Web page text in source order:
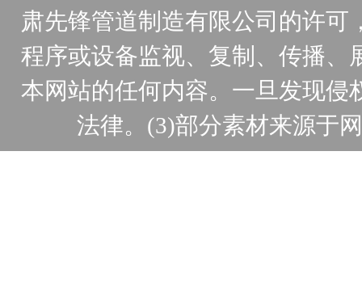
肃先锋管道制造有限公司的许
程序或设备监视、复制、传播、
本网站的任何内容。一旦发现侵
法律。(3)部分素材来源于